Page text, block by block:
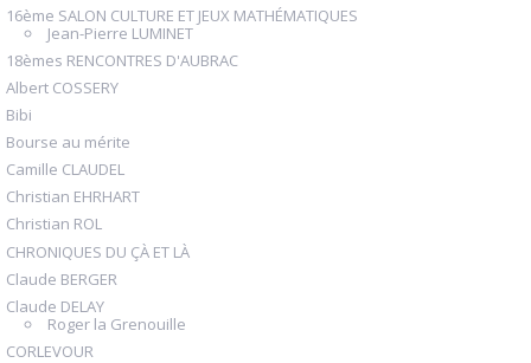
16ème SALON CULTURE ET JEUX MATHÉMATIQUES
Jean-Pierre LUMINET
18èmes RENCONTRES D'AUBRAC
Albert COSSERY
Bibi
Bourse au mérite
Camille CLAUDEL
Christian EHRHART
Christian ROL
CHRONIQUES DU ÇÀ ET LÀ
Claude BERGER
Claude DELAY
Roger la Grenouille
CORLEVOUR